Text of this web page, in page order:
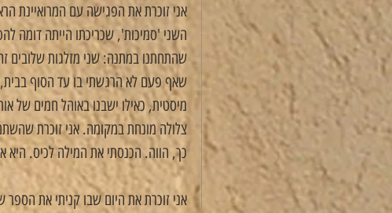
אני זוכרת את הפגישה עם המרואיינת
השני 'סמיכות', שכריכתו הייתה דומה
שהתחתנו במתנה: שני מזלגות שלובים
שאף פעם לא הרגשתי בו עד הסוף בבית,
מיסטית, כאילו ישבנו באוהל חמים של
צלולה מונחת במקומה. אני זוכרת
כך, הווה. הכנסתי את המילה לכיס. היא
אני זוכרת את היום שבו קניתי את